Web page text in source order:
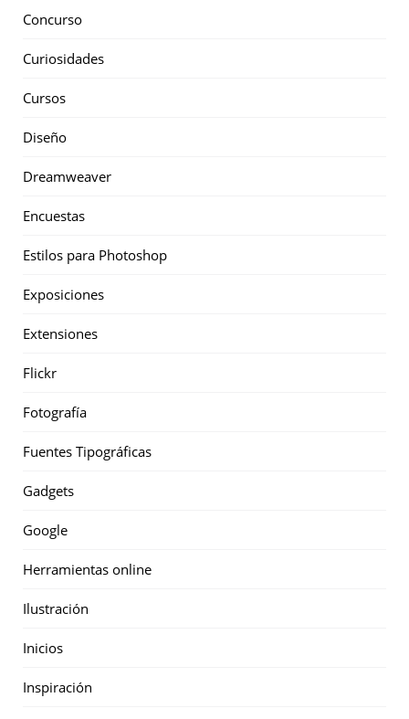
Concurso
Curiosidades
Cursos
Diseño
Dreamweaver
Encuestas
Estilos para Photoshop
Exposiciones
Extensiones
Flickr
Fotografía
Fuentes Tipográficas
Gadgets
Google
Herramientas online
Ilustración
Inicios
Inspiración